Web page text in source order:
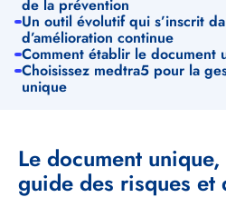
de la prévention
Un outil évolutif qui s’inscrit
d’amélioration continue
Comment établir le document
Choisissez medtra5 pour la
unique
Le document
guide des risques et